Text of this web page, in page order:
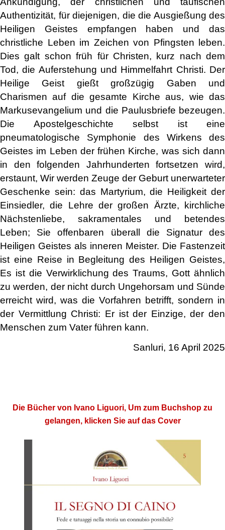
Authentizität, für diejenigen, die die Ausgießung des
Heiligen Geistes empfangen haben und das
christliche Leben im Zeichen von Pfingsten leben.
Dies galt schon früh für Christen, kurz nach dem
Tod, die Auferstehung und Himmelfahrt Christi. Der
Heilige Geist gießt großzügig Gaben und
Charismen auf die gesamte Kirche aus, wie das
Markusevangelium und die Paulusbriefe bezeugen.
Die Apostelgeschichte selbst ist eine
pneumatologische Symphonie des Wirkens des
Geistes im Leben der frühen Kirche, was sich dann
in den folgenden Jahrhunderten fortsetzen wird,
erstaunt, Wir werden Zeuge der Geburt unerwarteter
Geschenke sein: das Martyrium, die Heiligkeit der
Einsiedler, die Lehre der großen Ärzte, kirchliche
Nächstenliebe, sakramentales und betendes
Leben; Sie offenbaren überall die Signatur des
Heiligen Geistes als inneren Meister. Die Fastenzeit
ist eine Reise in Begleitung des Heiligen Geistes,
Es ist die Verwirklichung des Traums, Gott ähnlich
zu werden, der nicht durch Ungehorsam und Sünde
erreicht wird, was die Vorfahren betrifft, sondern in
der Vermittlung Christi: Er ist der Einzige, der den
Menschen zum Vater führen kann.
Sanluri, 16 April 2025
Die Bücher von Ivano Liguori, Um zum Buchshop zu
gelangen, klicken Sie auf das Cover